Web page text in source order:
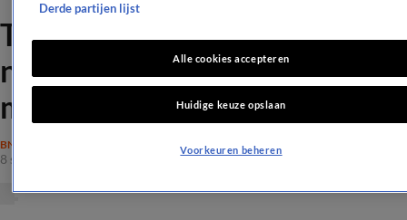
Tamara Elbaz grapt naar
nieuwe rechtszaak: 'Wegens
moederontvoering'
BN'ERS
8 sep 2025, 14:28
Derde partijen lijst
Alle cookies accepteren
Huidige keuze opslaan
Voorkeuren beheren